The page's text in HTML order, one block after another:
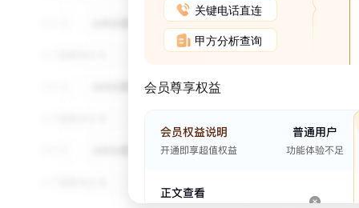
关键电话直连
甲方分析查询
会员尊享权益